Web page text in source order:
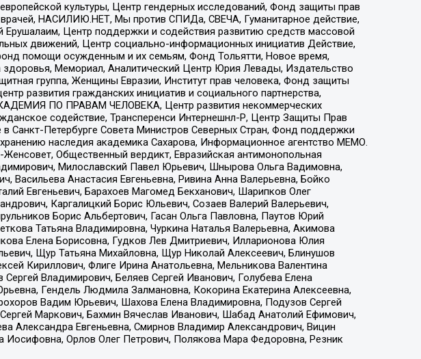
культуры, Центр гендерных исследований, Фонд защиты прав
НАСИЛИЮ.НЕТ, Мы против СПИДа, СВЕЧА, Гуманитарное действие,
Центр поддержки и содействия развитию средств массовой
движений, Центр социально-информационных инициатив Действие,
помощи осужденным и их семьям, Фонд Тольятти, Новое время,
здоровья, Мемориал, Аналитический Центр Юрия Левады, Издательство
группа, Женщины Евразии, Институт прав человека, Фонд защиты
развития гражданских инициатив и социального партнерства,
ПО ПРАВАМ ЧЕЛОВЕКА, Центр развития некоммерческих
содействие, Трансперенси Интернешнл-Р, Центр Защиты Прав
Санкт-Петербурге Совета Министров Северных Стран, Фонд поддержки
наследия академика Сахарова, Информационное агентство МЕМО.
Общественный вердикт, Евразийская антимонопольная
Милославский Павел Юрьевич, Шнырова Ольга Вадимовна,
Васильева Анастасия Евгеньевна, Ривина Анна Валерьевна, Бойко
Евгеньевич, Барахоев Магомед Бекханович, Шарипков Олег
Каргалицкий Борис Юльевич, Созаев Валерий Валерьевич,
Борис Альбертович, Гасан Ольга Павловна, Паутов Юрий
Татьяна Владимировна, Чуркина Наталья Валерьевна, Акимова
Елена Борисовна, Гудков Лев Дмитриевич, Илларионова Юлия
Щур Татьяна Михайловна, Щур Николай Алексеевич, Блинушов
Кириллович, Флиге Ирина Анатольевна, Мельникова Валентина
Владимирович, Беляев Сергей Иванович, Голубева Елена
Гендель Людмила Залмановна, Кокорина Екатерина Алексеевна,
Вадим Юрьевич, Шахова Елена Владимировна, Подузов Сергей
Маркович, Бахмин Вячеслав Иванович, Шабад Анатолий Ефимович,
Александра Евгеньевна, Смирнов Владимир Александрович, Вицин
Иосифовна, Орлов Олег Петрович, Полякова Мара Федоровна, Резник